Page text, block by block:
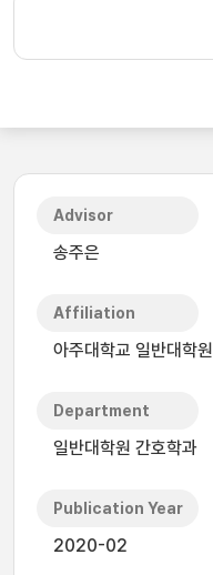
Advisor
송주은
Affiliation
아주대학교 일반대학원
Department
일반대학원 간호학과
Publication Year
2020-02